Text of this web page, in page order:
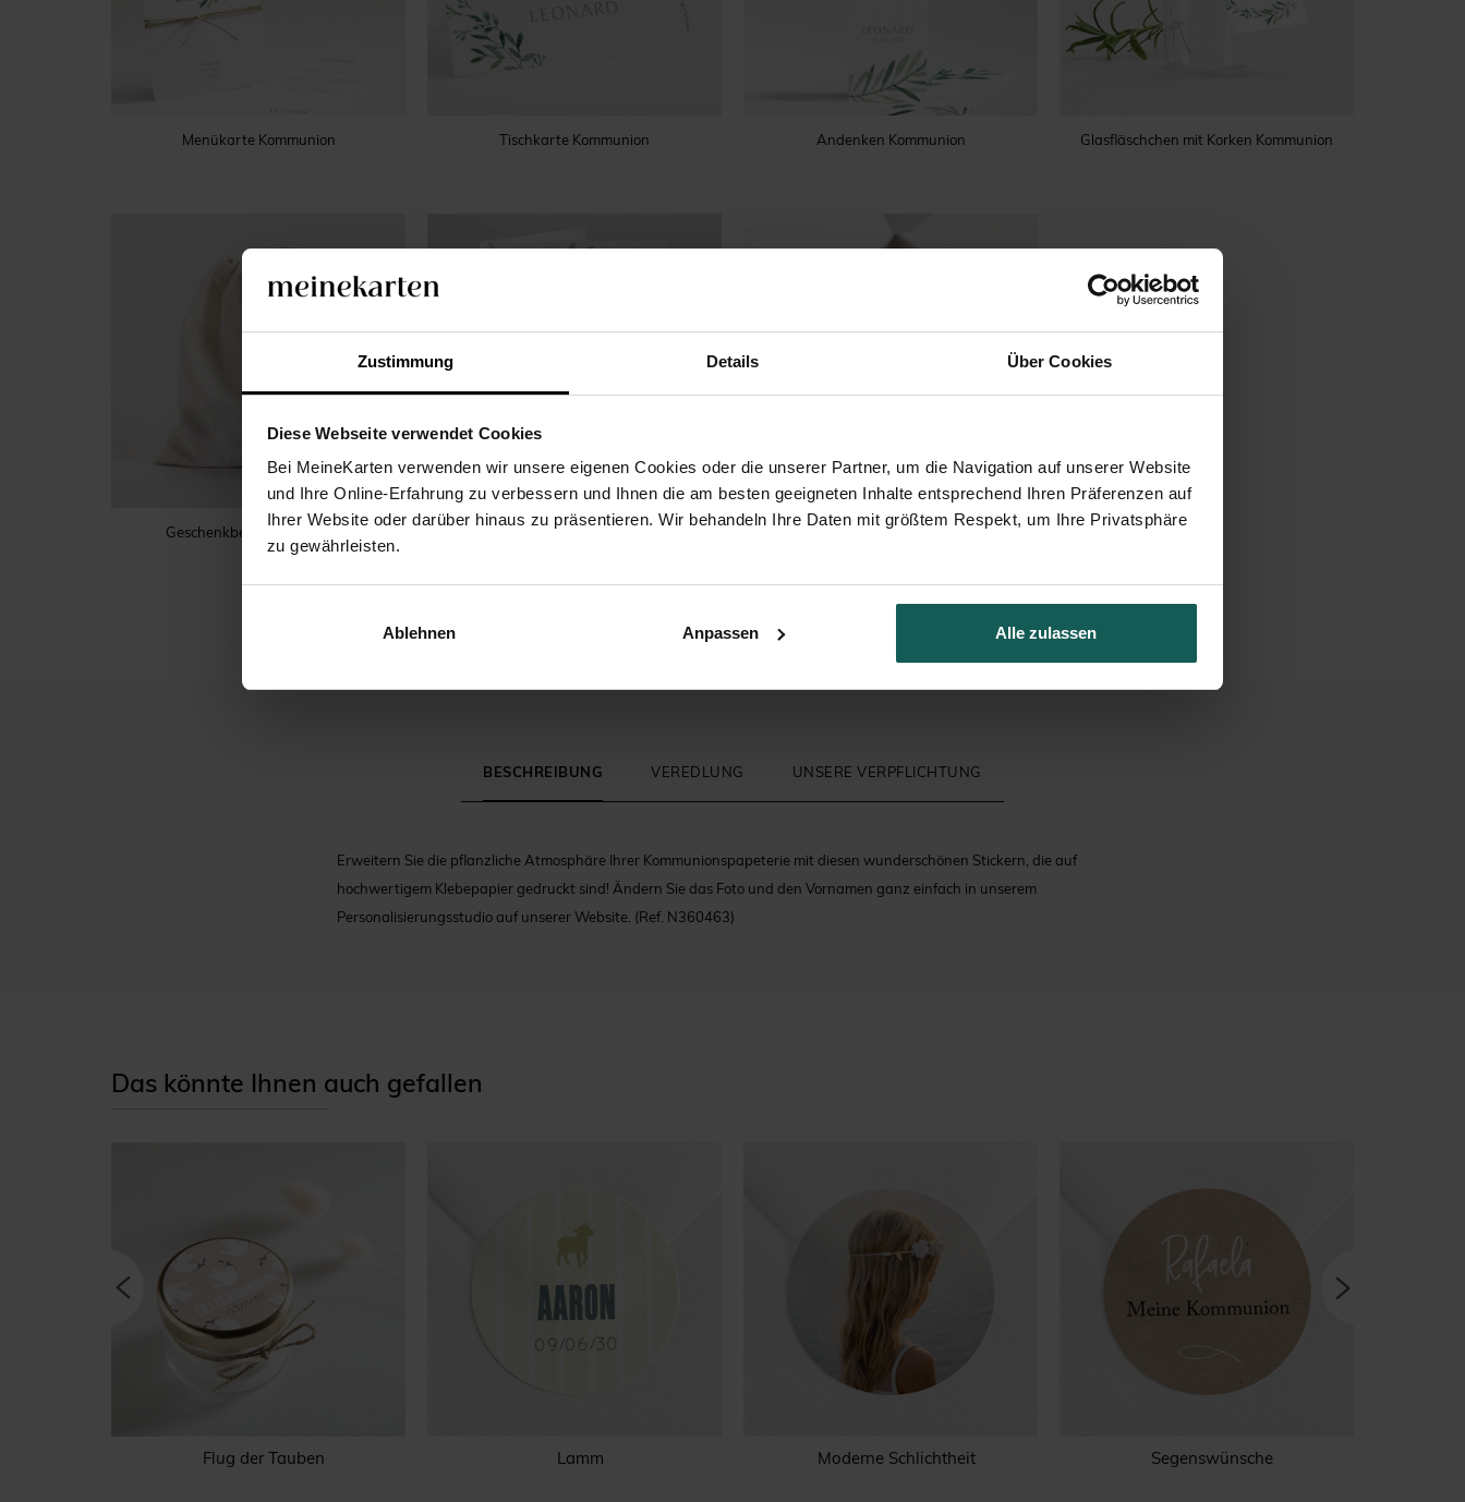
Zustimmung Details Über Cookies
Diese Webseite verwendet Cookies
Bei MeineKarten verwenden wir unsere eigenen Cookies oder die unserer Partner, um die Navigation auf unserer Website
und Ihre Online-Erfahrung zu verbessern und Ihnen die am besten geeigneten Inhalte entsprechend Ihren Präferenzen auf
Ihrer Website oder darüber hinaus zu präsentieren. Wir behandeln Ihre Daten mit größtem Respekt, um Ihre Privatsphäre
zu gewährleisten.
Ablehnen Anpassen Alle zulassen
Menükarte Kommunion Tischkarte Kommunion Andenken Kommunion Glasfläschchen mit Korken Kommunion
Geschenkbeutel Kommunion Kirchenheft Kommunion Zuckermandeln
BESCHREIBUNG VEREDLUNG UNSERE VERPFLICHTUNG
Erweitern Sie die pflanzliche Atmosphäre Ihrer Kommunionspapeterie mit diesen wunderschönen Stickern, die auf
hochwertigem Klebepapier gedruckt sind! Ändern Sie das Foto und den Vornamen ganz einfach in unserem
Personalisierungsstudio auf unserer Website. (Ref. N360463)
Das könnte Ihnen auch gefallen
Flug der Tauben Lamm Moderne Schlichtheit Segenswünsche